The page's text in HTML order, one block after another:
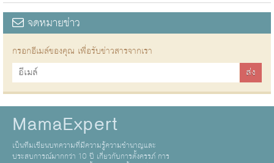
จดหมายข่าว
กรอกอีเมล์ของคุณ เพื่อรับข่าวสารจากเรา
MamaExpert
เป็นทีมเขียนบทความที่มีความรู้ความชำนาญและ
ประสบการณ์มากกว่า 10 ปี เกี่ยวกับการตั้งครรภ์ การ